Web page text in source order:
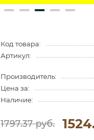
Код товара:
Артикул:
Производитель:
Цена за:
Наличие:
1797.37 руб.